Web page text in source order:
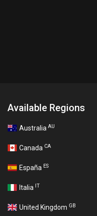
Available Regions
Australia AU
Canada CA
España ES
Italia IT
United Kingdom GB